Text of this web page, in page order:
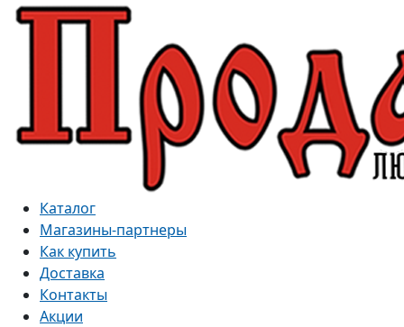
Каталог
Магазины-партнеры
Как купить
Доставка
Контакты
Акции